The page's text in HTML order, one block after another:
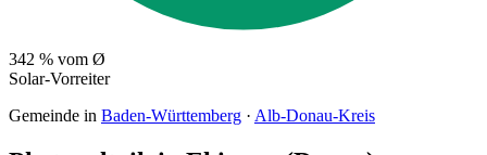
342 % vom Ø
Solar-Vorreiter
Gemeinde in Baden-Württemberg · Alb-Donau-Kreis